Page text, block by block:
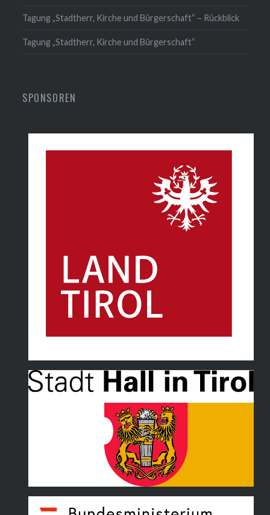
Tagung „Stadtherr, Kirche und Bürgerschaft“ – Rückblick
Tagung „Stadtherr, Kirche und Bürgerschaft“
SPONSOREN
Land Tirol